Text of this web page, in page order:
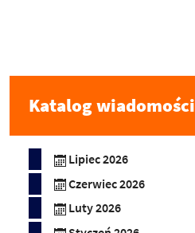
Katalog wiadomości
Lipiec 2026
Czerwiec 2026
Luty 2026